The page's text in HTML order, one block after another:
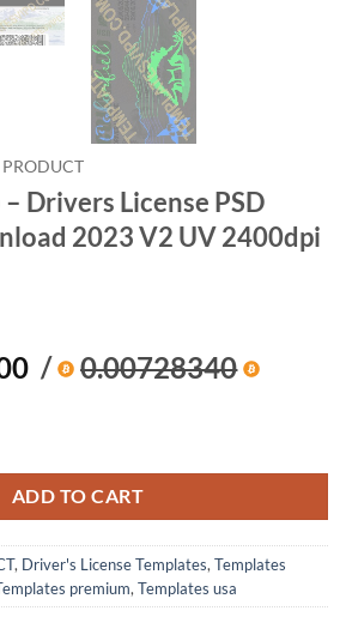
PRODUCT
Drivers License PSD
2023 V2 UV 2400dpi
Current
/
0.00728340
ADD TO CART
, Driver's License Templates, Templates
premium, Templates usa